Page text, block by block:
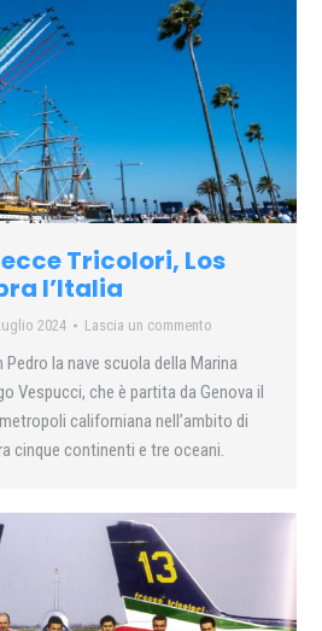
Tricolori, Los
l’Italia
2024 Lascia un commento
Pedro la nave scuola della Marina
Vespucci, che è partita da Genova il
californiana nell’ambito di
cinque continenti e tre oceani.